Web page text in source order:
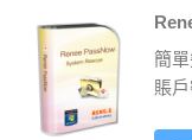
簡
賬